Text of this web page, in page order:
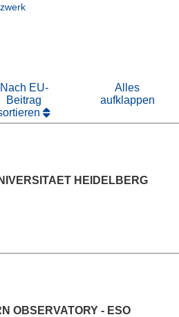
Nach EU-
Beitrag
Alles
aufklappen
HEIDELBERG
OBSERVATORY - ESO